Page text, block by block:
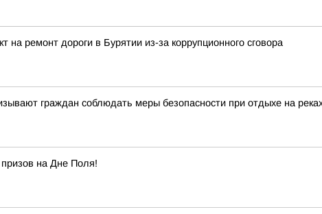
на ремонт дороги в Бурятии из-за коррупционного сговора
граждан соблюдать меры безопасности при отдыхе на
на Дне Поля!